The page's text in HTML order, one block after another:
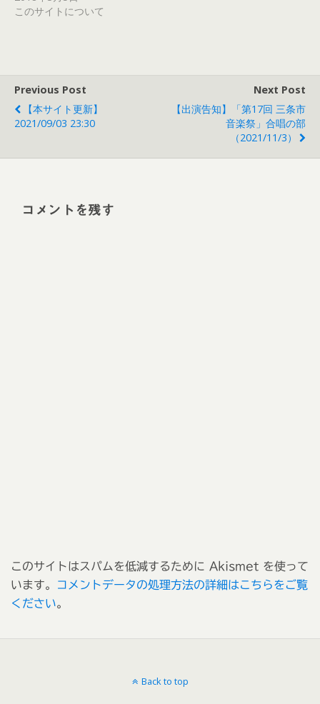
このサイトについて
Previous Post
【本サイト更新】
2021/09/03 23:30
Next Post
【出演告知】「第17回 三条市
音楽祭」合唱の部
（2021/11/3）
コメントを残す
このサイトはスパムを低減するために Akismet を使って
います。
コメントデータの処理方法の詳細はこちらをご覧
ください。
Back to top